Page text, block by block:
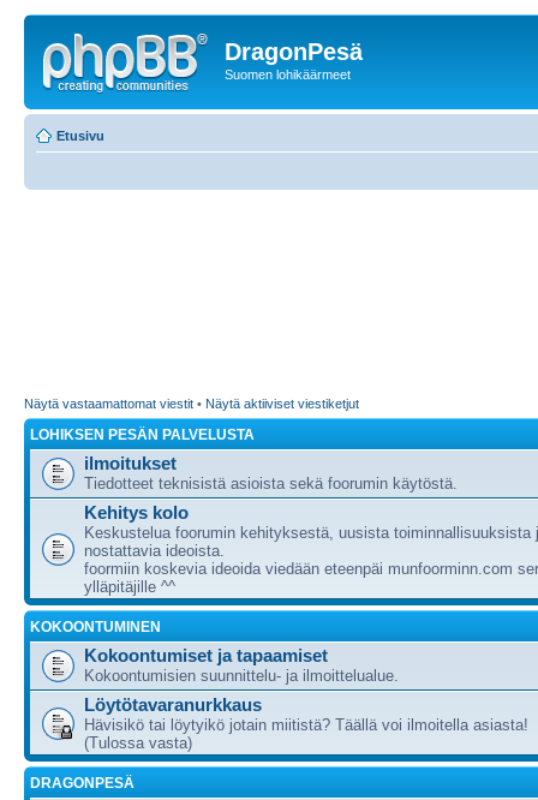
DragonPesä
Suomen lohikäärmeet
Etusivu
Näytä vastaamattomat viestit • Näytä aktiiviset viestiketjut
LOHIKSEN PESÄN PALVELUSTA
ilmoitukset
Tiedotteet teknisistä asioista sekä foorumin käytöstä.
Kehitys kolo
Keskustelua foorumin kehityksestä, uusista toiminnallisuuksista
nostattavia ideoista.
foormiin koskevia ideoida viedään eteenpäi munfoorminn.com
ylläpitäjille ^^
KOKOONTUMINEN
Kokoontumiset ja tapaamiset
Kokoontumisien suunnittelu- ja ilmoittelualue.
Löytötavaranurkkaus
Hävisikö tai löytyikö jotain miitistä? Täällä voi ilmoitella asiasta!
(Tulossa vasta)
DRAGONPESÄ